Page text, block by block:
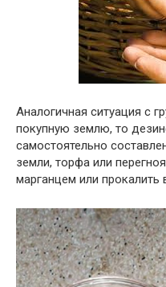
Аналогичная ситуация с
покупную землю, то
самостоятельно
земли, торфа или
марганцем или прокалить